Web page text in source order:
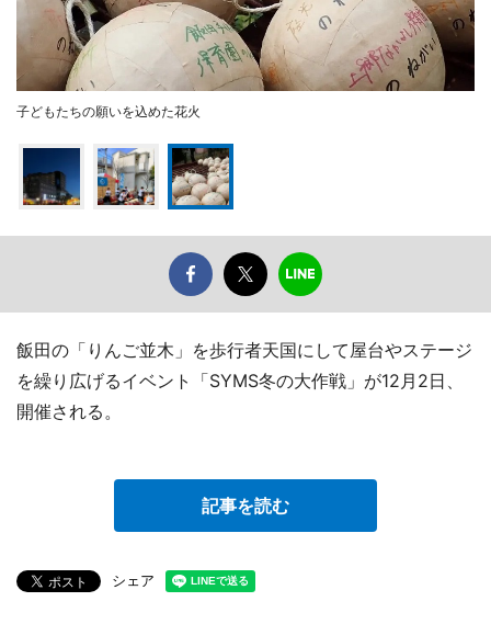
子どもたちの願いを込めた花火
飯田の「りんご並木」を歩行者天国にして屋台やステージ
を繰り広げるイベント「SYMS冬の大作戦」が12月2日、
開催される。
記事を読む
シェア